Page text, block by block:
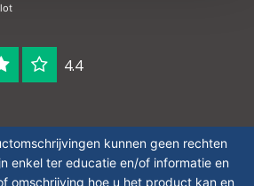
4.4
kunnen geen rechten
enkel ter educatie en/of informatie en
omschrijving hoe u het product kan en